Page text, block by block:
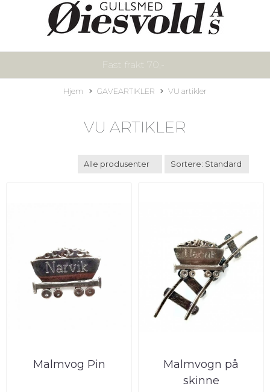
Fast frakt 70,-
Hjem GAVEARTIKLER VU artikler
VU ARTIKLER
Malmvog Pin
Malmvogn på
skinne